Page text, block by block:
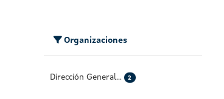
Organizaciones
Dirección General... 2